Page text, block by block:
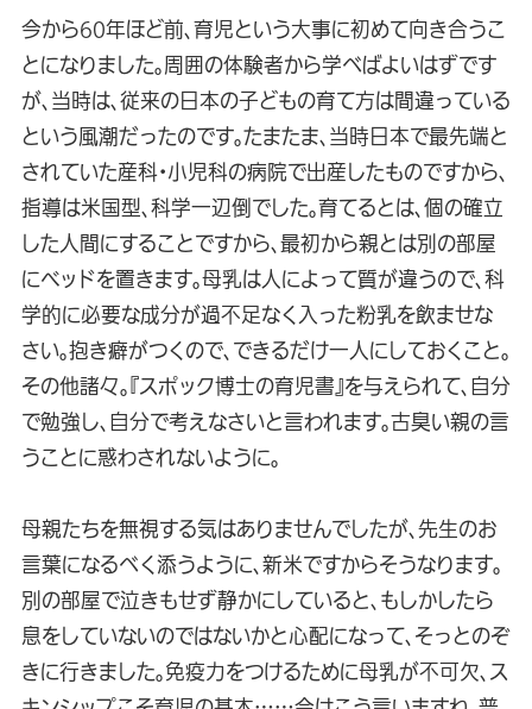
今から60年ほど前、育児という大事に初めて向き合うこ
とになりました。周囲の体験者から学べばよいはずです
が、当時は、従来の日本の子どもの育て方は間違っている
という風潮だったのです。たまたま、当時日本で最先端と
されていた産科・小児科の病院で出産したものですから、
指導は米国型、科学一辺倒でした。育てるとは、個の確立
した人間にすることですから、最初から親とは別の部屋
にベッドを置きます。母乳は人によって質が違うので、科
学的に必要な成分が過不足なく入った粉乳を飲ませな
さい。抱き癖がつくので、できるだけ一人にしておくこと。
その他諸々。『スポック博士の育児書』を与えられて、自分
で勉強し、自分で考えなさいと言われます。古臭い親の言
うことに惑わされないように。
母親たちを無視する気はありませんでしたが、先生のお
言葉になるべく添うように、新米ですからそうなります。
別の部屋で泣きもせず静かにしていると、もしかしたら
息をしていないのではないかと心配になって、そっとのぞ
きに行きました。免疫力をつけるために母乳が不可欠、ス